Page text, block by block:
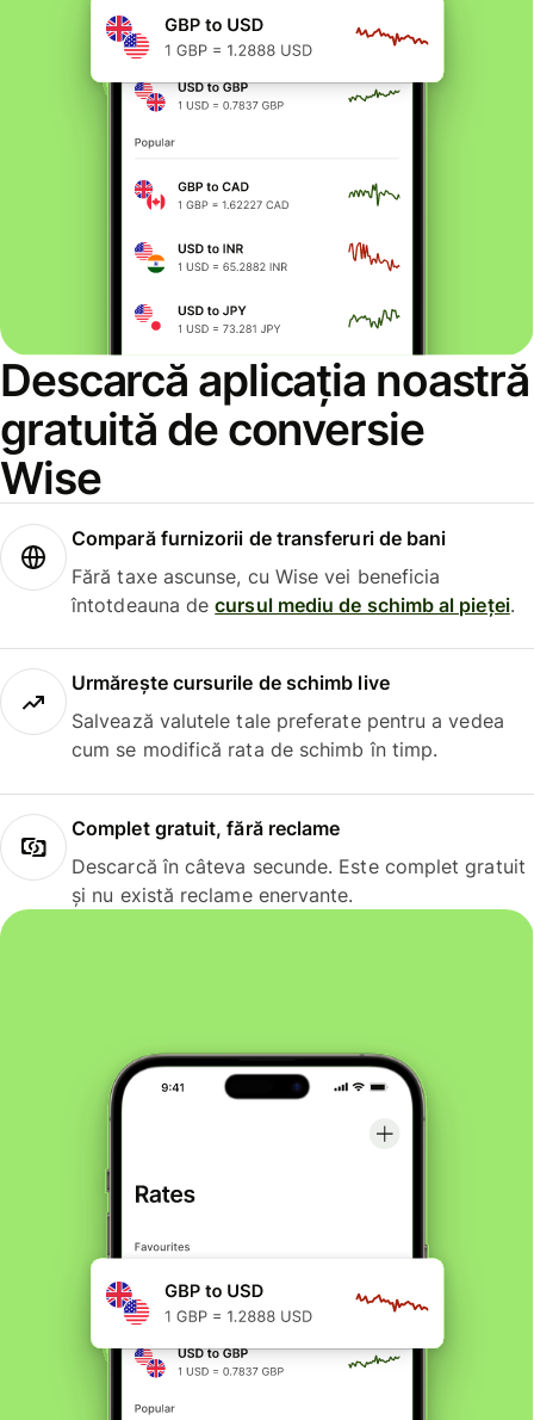
Descarcă aplicația noastră
gratuită de conversie
Wise
Compară furnizorii de transferuri de bani
Fără taxe ascunse, cu Wise vei beneficia
întotdeauna decursul mediu de schimb al pieței.
Urmărește cursurile de schimb live
Salvează valutele tale preferate pentru a vedea
cum se modifică rata de schimb în timp.
Complet gratuit, fără reclame
Descarcă în câteva secunde. Este complet gratuit
și nu există reclame enervante.